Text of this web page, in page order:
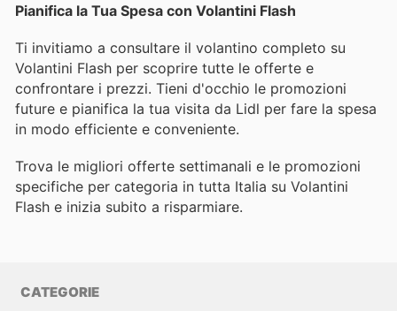
Pianifica la Tua Spesa con Volantini Flash
Ti invitiamo a consultare il volantino completo su
Volantini Flash per scoprire tutte le offerte e
confrontare i prezzi. Tieni d'occhio le promozioni
future e pianifica la tua visita da Lidl per fare la spesa
in modo efficiente e conveniente.
Trova le migliori offerte settimanali e le promozioni
specifiche per categoria in tutta Italia su Volantini
Flash e inizia subito a risparmiare.
CATEGORIE